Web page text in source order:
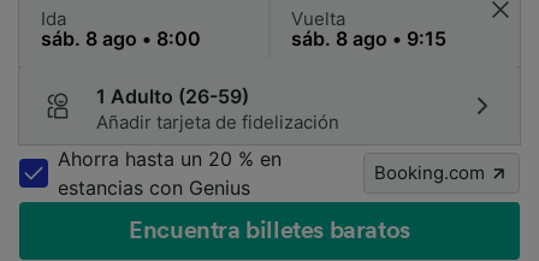
Ida Vuelta
1 Adulto (26-59)
Añadir tarjeta de fidelización
Ahorra hasta un 20 % en
estancias con Genius
Booking.com
Encuentra billetes baratos